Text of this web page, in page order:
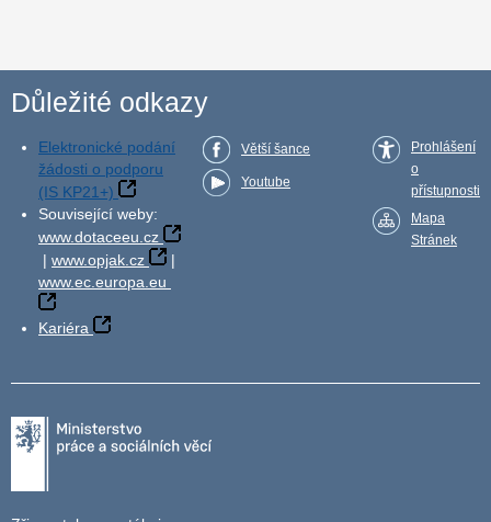
Důležité odkazy
Elektronické podání
žádosti o podporu
(IS KP21+)
Související weby:
www.dotaceeu.cz
| www.opjak.cz
|
www.ec.europa.eu
Kariéra
Větší šance
Youtube
Prohlášení
o
přístupnosti
Mapa
Stránek